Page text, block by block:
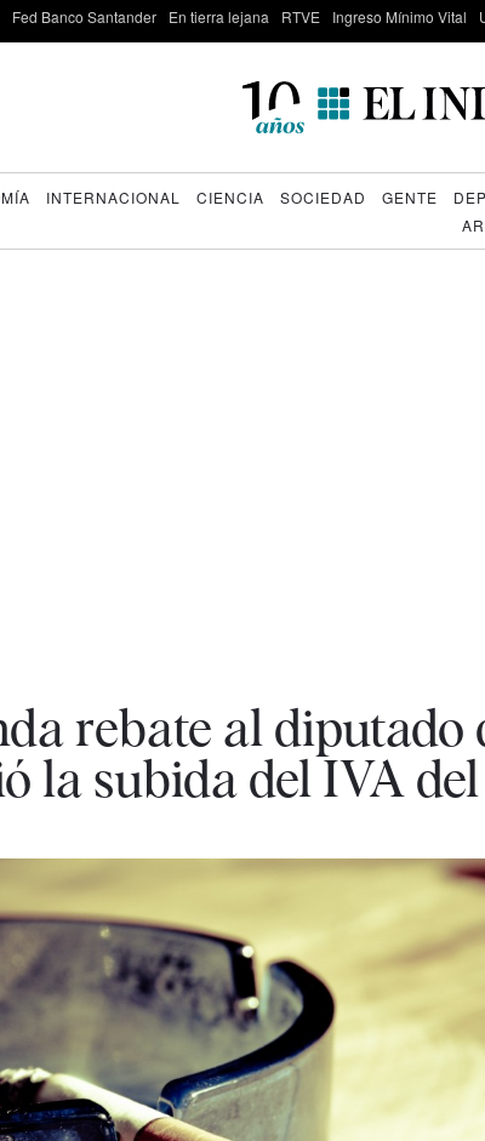
Fed Banco Santander En tierra lejana RTVE Ingreso Mínimo Vital
INTERNACIONAL CIENCIA SOCIEDAD GENTE
rebate al diputado
la subida del IVA